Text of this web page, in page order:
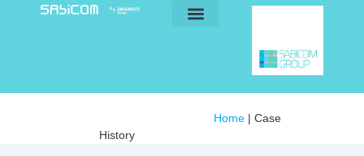
Home| Case
History